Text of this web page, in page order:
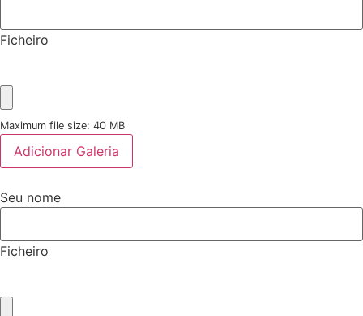
Ficheiro
Maximum file size: 40 MB
Adicionar Galeria
Seu nome
Ficheiro